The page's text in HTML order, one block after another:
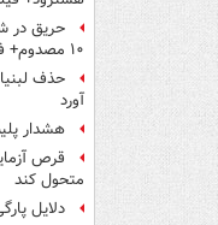
حریق در
۱۰ مصدوم+ فیلم
حذف
آورد
هشدار
متحول کند
دلایل